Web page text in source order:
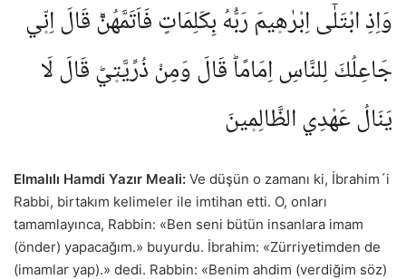
وَاِذِ ابْتَلٰٓى اِبْرٰه۪يمَ رَبُّهُ بِكَلِمَاتٍ فَاَتَمَّهُنَّؕ قَالَ اِنّ۪ي
جَاعِلُكَ لِلنَّاسِ اِمَامًاؕ قَالَ وَمِنْ ذُرِّيَّت۪يؕ قَالَ لَا
يَنَالُ عَهْدِي الظَّالِم۪ينَ
Elmalılı Hamdi Yazır Meali: Ve düşün o zamanı ki, İbrahim´i
Rabbi, birtakım kelimeler ile imtihan etti. O, onları
tamamlayınca, Rabbin: «Ben seni bütün insanlara imam
(önder) yapacağım.» buyurdu. İbrahim: «Zürriyetimden de
(imamlar yap).» dedi. Rabbin: «Benim ahdim (verdiğim söz)